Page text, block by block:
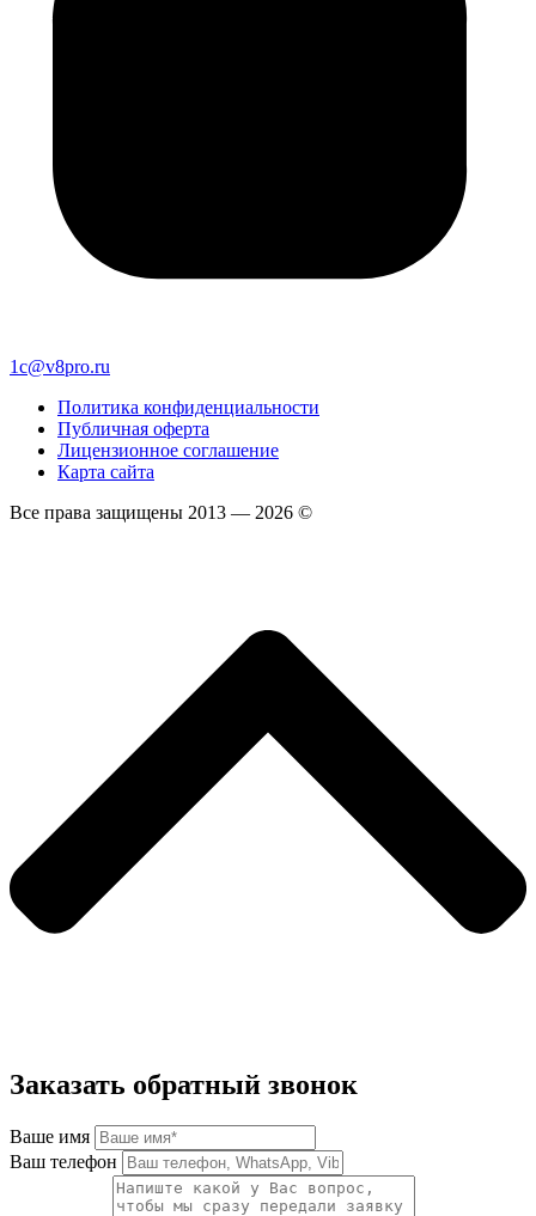
1c@v8pro.ru
Политика конфиденциальности
Публичная оферта
Лицензионное соглашение
Карта сайта
Все права защищены 2013 — 2026 ©
Заказать обратный звонок
Ваше имя
Ваш телефон